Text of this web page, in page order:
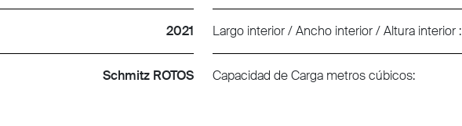
2021
Schmitz ROTOS
Largo interior / Ancho interior / Altura interior :
Capacidad de Carga metros cúbicos: